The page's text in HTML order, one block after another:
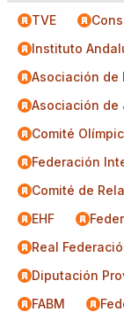
TVE
Instituto
Asociación de
Asociación de
Comité
Federación
Comité de
EHF
Real
Diputación
FABM